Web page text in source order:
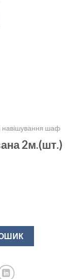
навішування шаф
2м.(шт.)
Bolis Italia